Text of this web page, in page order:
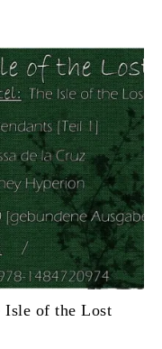
Isle of the Lost